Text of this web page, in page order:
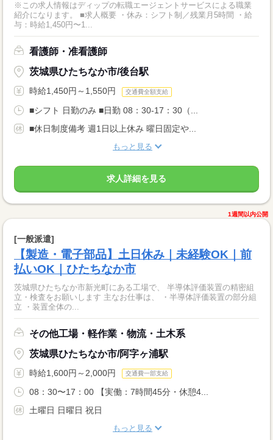
※この求人情報はディップの転職エージェントサービスによる職業
紹介になります。 ■求人概要 ・休み：シフト制／残業月5時間 ・給
与：時給1,450円〜1...
看護師・准看護師
茨城県ひたちなか市/後台駅
時給1,450円～1,550円 交通費全額支給
■シフト 日勤のみ ■日勤 08：30-17：30（...
■休日制度備考 週1日以上休み 曜日固定や...
もっと見る
求人詳細を見る
1週間以内公開
[一般派遣]
【製造・電子部品】土日休み｜未経験OK｜前
払いOK｜ひたちなか市
茨城県ひたちなか市新光町にある工場で、 半導体評価装置の精密組
立・検査をお願いします 主なお仕事は、 ・半導体評価装置の部分組
立 ・装置全体の...
その他工場・軽作業・物流・土木系
茨城県ひたちなか市/阿字ヶ浦駅
時給1,600円～2,000円 交通費一部支給
08：30〜17：00 【実働：7時間45分・休憩4...
土曜日 日曜日 祝日
もっと見る